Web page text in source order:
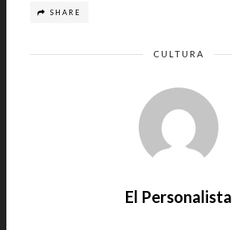
SHARE
CULTURA
El Personalista